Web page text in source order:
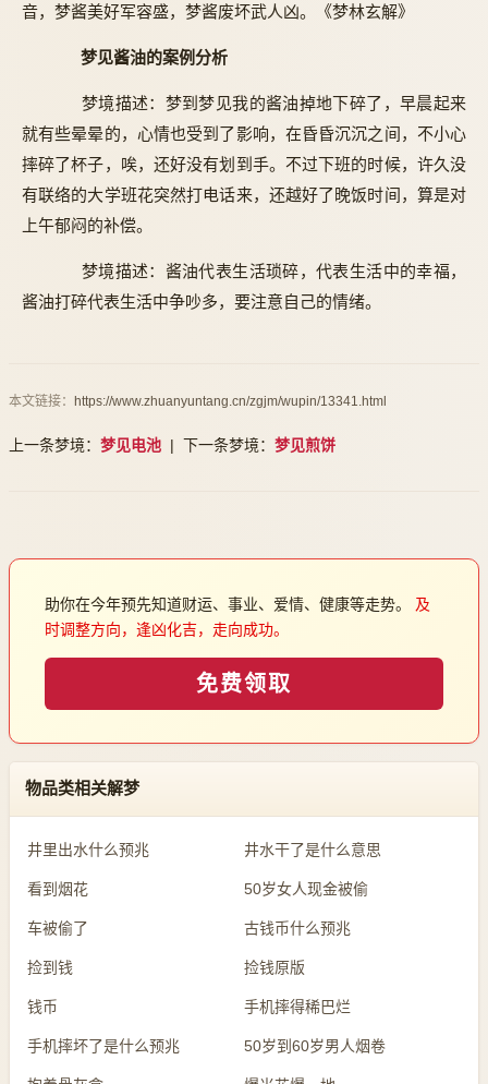
音，梦酱美好军容盛，梦酱废坏武人凶。《梦林玄解》
梦见酱油的案例分析
梦境描述：梦到梦见我的酱油掉地下碎了，早晨起来
就有些晕晕的，心情也受到了影响，在昏昏沉沉之间，不小心
摔碎了杯子，唉，还好没有划到手。不过下班的时候，许久没
有联络的大学班花突然打电话来，还越好了晚饭时间，算是对
上午郁闷的补偿。
梦境描述：酱油代表生活琐碎，代表生活中的幸福，
酱油打碎代表生活中争吵多，要注意自己的情绪。
本文链接： https://www.zhuanyuntang.cn/zgjm/wupin/13341.html
上一条梦境： 梦见电池 | 下一条梦境： 梦见煎饼
助你在今年预先知道财运、事业、爱情、健康等走势。 及
时调整方向，逢凶化吉，走向成功。
免费领取
物品类相关解梦
井里出水什么预兆 井水干了是什么意思
看到烟花 50岁女人现金被偷
车被偷了 古钱币什么预兆
捡到钱 捡钱原版
钱币 手机摔得稀巴烂
手机摔坏了是什么预兆 50岁到60岁男人烟卷